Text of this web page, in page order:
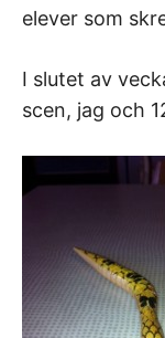
elever som
I slutet av
scen, jag och